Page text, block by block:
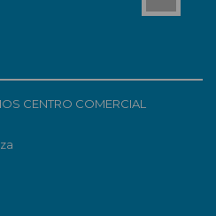
CENTRO COMERCIAL